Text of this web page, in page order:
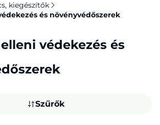
kiegészítők
és növényvédőszerek
védekezés és
Szűrők